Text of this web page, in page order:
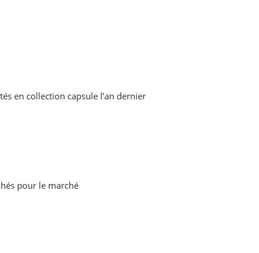
en collection capsule l’an dernier
pour le marché